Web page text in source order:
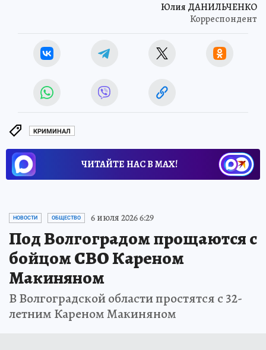
Юлия ДАНИЛЬЧЕНКО
Корреспондент
КРИМИНАЛ
ЧИТАЙТЕ НАС В МАХ!
НОВОСТИ ОБЩЕСТВО 6 июля 2026 6:29
Под Волгоградом прощаются с
бойцом СВО Кареном
Макиняном
В Волгоградской области простятся с 32-
летним Кареном Макиняном